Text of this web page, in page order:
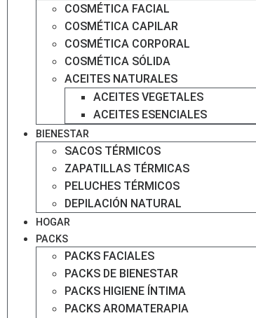
COSMÉTICA FACIAL
COSMÉTICA CAPILAR
COSMÉTICA CORPORAL
COSMÉTICA SÓLIDA
ACEITES NATURALES
ACEITES VEGETALES
ACEITES ESENCIALES
BIENESTAR
SACOS TÉRMICOS
ZAPATILLAS TÉRMICAS
PELUCHES TÉRMICOS
DEPILACIÓN NATURAL
HOGAR
PACKS
PACKS FACIALES
PACKS DE BIENESTAR
PACKS HIGIENE ÍNTIMA
PACKS AROMATERAPIA